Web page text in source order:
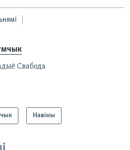
Свабода
Навіны